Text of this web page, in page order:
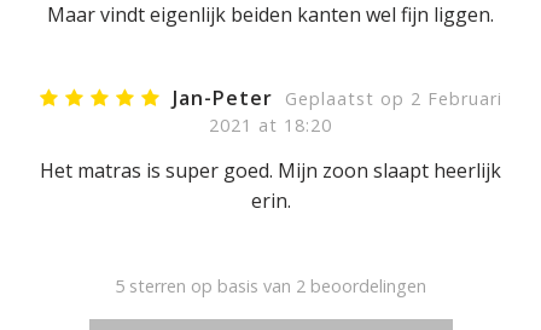
Maar vindt eigenlijk beiden kanten wel fijn liggen.
Jan-Peter
Geplaatst op 2 Februari
2021 at 18:20
Het matras is super goed. Mijn zoon slaapt heerlijk
erin.
5 sterren op basis van 2 beoordelingen